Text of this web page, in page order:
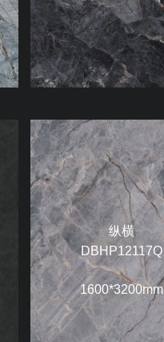
纵横
DBHP12117Q
1600*3200mm